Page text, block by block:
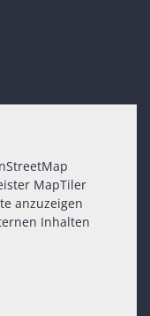
MapTiler
anzuzeigen
Inhalten